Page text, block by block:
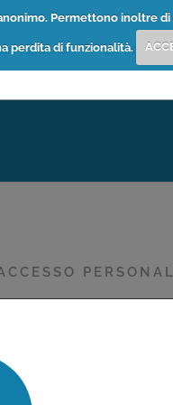
Permettono inoltre
perdita di funzionalità.
FARMACI LA